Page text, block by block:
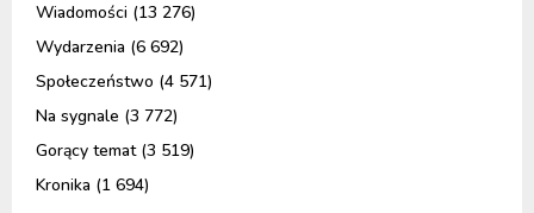
Wiadomości (13 276)
Wydarzenia (6 692)
Społeczeństwo (4 571)
Na sygnale (3 772)
Gorący temat(3 519)
Kronika (1 694)